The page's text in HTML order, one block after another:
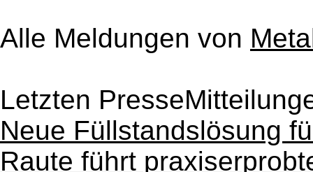
Alle Meldungen von
Letzten
Neue Füllstandslösung
Raute führt